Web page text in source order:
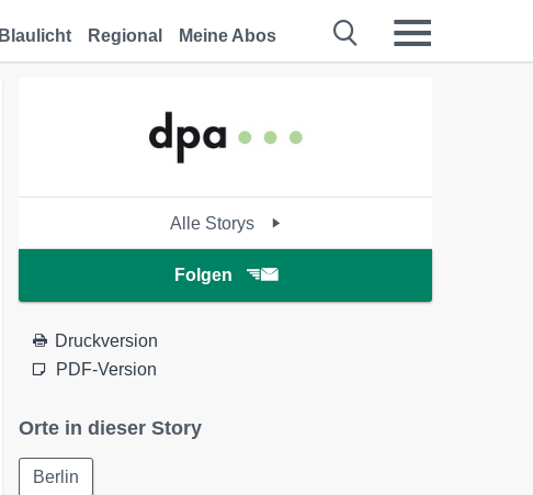
Blaulicht Regional Meine Abos
Alle Storys
Folgen
Druckversion
PDF-Version
Orte in dieser Story
Berlin